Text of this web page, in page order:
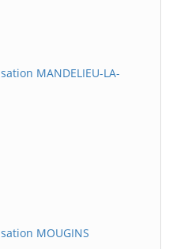
MANDELIEU-LA-
MOUGINS